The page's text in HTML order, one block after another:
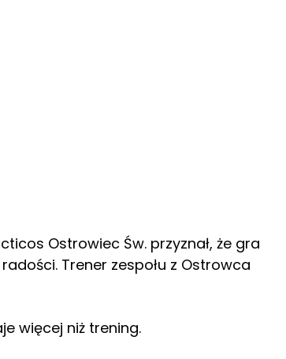
Ostrowiec Św. przyznał, że gra
Trener zespołu z Ostrowca
więcej niż trening.